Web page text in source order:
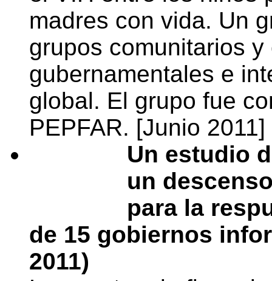
madres con vida. Un
grupos comunitarios
gubernamentales e
global. El grupo fue
PEPFAR. [Junio 2011]
Un estudio
un
para la
de 15 gobiernos
2011)